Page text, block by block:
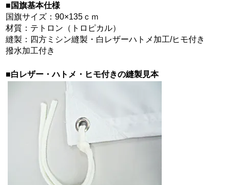
■ 国旗基本仕様
国旗サイズ：90×135ｃｍ
材質：テトロン（トロピカル）
縫製：四方ミシン縫製・白レザーハトメ加工/ヒモ付き
撥水加工付き
■白レザー・ハトメ・ヒモ付きの縫製見本